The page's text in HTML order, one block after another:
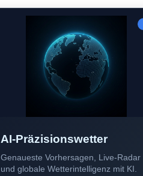
AI-Präzisionswetter
Genaueste Vorhersagen, Live-Radar
und globale Wetterintelligenz mit KI.